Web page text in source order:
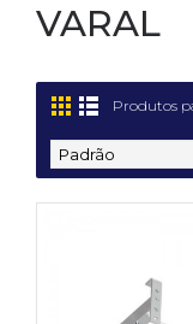
VARAL
Produtos